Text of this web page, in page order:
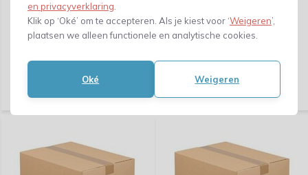
en privacyverklaring
Klik op ‘Oké’ om te accepteren. Als je kiest voor ‘Weigeren’,
plaatsen we alleen functionele en analytische cookies.
Oké Weigeren
vóór 23:59 besteld, maandag
bezorgd!
Vergelijk
bezorgd!
Vergelijk
1,03